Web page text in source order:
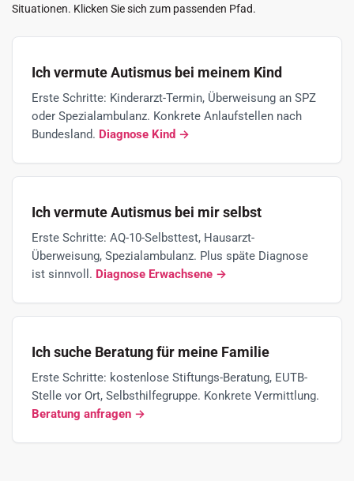
Situationen. Klicken Sie sich zum passenden Pfad.
Ich vermute Autismus bei meinem Kind
Erste Schritte: Kinderarzt-Termin, Überweisung an SPZ
oder Spezialambulanz. Konkrete Anlaufstellen nach
Bundesland. Diagnose Kind →
Ich vermute Autismus bei mir selbst
Erste Schritte: AQ-10-Selbsttest, Hausarzt-
Überweisung, Spezialambulanz. Plus späte Diagnose
ist sinnvoll. Diagnose Erwachsene →
Ich suche Beratung für meine Familie
Erste Schritte: kostenlose Stiftungs-Beratung, EUTB-
Stelle vor Ort, Selbsthilfegruppe. Konkrete Vermittlung.
Beratung anfragen →